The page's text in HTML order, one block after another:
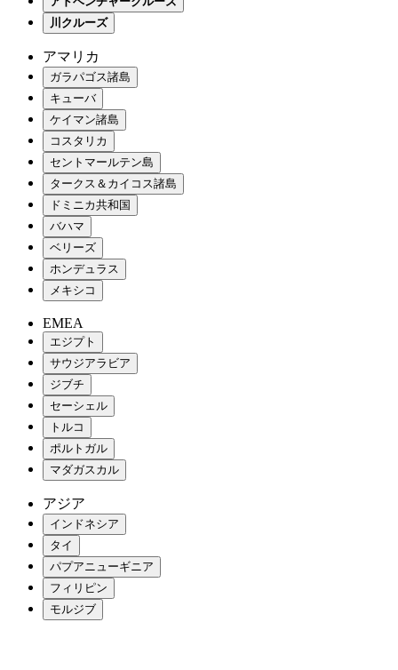
川クルーズ
アマリカ
ガラパゴス諸島
キューバ
ケイマン諸島
コスタリカ
セントマールテン島
タークス＆カイコス諸島
ドミニカ共和国
バハマ
ベリーズ
ホンデュラス
メキシコ
EMEA
エジプト
サウジアラビア
ジブチ
セーシェル
トルコ
ポルトガル
マダガスカル
アジア
インドネシア
タイ
パプアニューギニア
フィリピン
モルジブ